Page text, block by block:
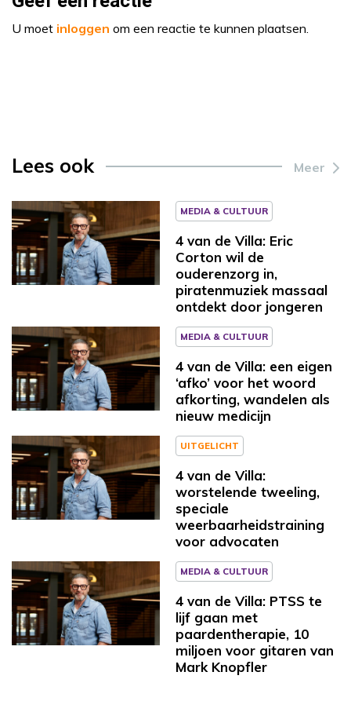
U moet inloggen om een reactie te kunnen plaatsen.
Lees ook Meer
MEDIA & CULTUUR
4 van de Villa: Eric
Corton wil de
ouderenzorg in,
piratenmuziek massaal
ontdekt door jongeren
MEDIA & CULTUUR
4 van de Villa: een eigen
‘afko’ voor het woord
afkorting, wandelen als
nieuw medicijn
UITGELICHT
4 van de Villa:
worstelende tweeling,
speciale
weerbaarheidstraining
voor advocaten
MEDIA & CULTUUR
4 van de Villa: PTSS te
lijf gaan met
paardentherapie, 10
miljoen voor gitaren van
Mark Knopfler